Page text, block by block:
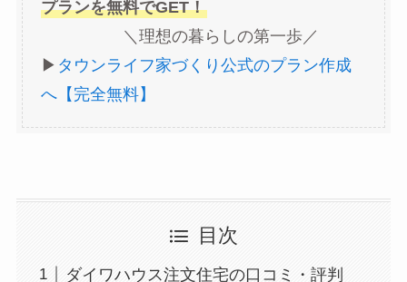
プランを無料でGET！
＼理想の暮らしの第一歩／
▶︎ タウンライフ家づくり公式のプラン作成
へ【完全無料】
目次
ダイワハウス注文住宅の口コミ・評判